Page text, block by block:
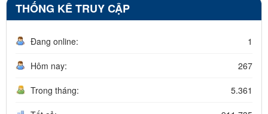
THỐNG KÊ TRUY CẬP
Đang online: 1
Hôm nay: 267
Trong tháng: 5.361